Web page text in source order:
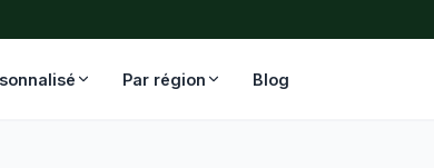
Par région Blog